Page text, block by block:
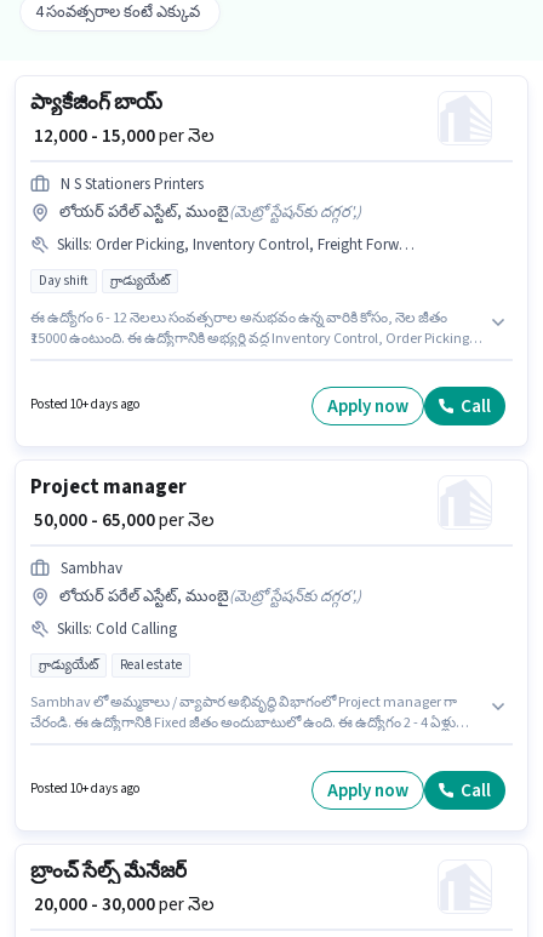
4 సంవత్సరాల కంటే ఎక్కువ
ప్యాకేజింగ్ బాయ్
₹ 12,000 - 15,000per నెల
N S Stationers Printers
లోయర్ పరేల్ ఎస్టేట్, ముంబై(మెట్రో స్టేషన్‌కు దగ్గర',)
Skills: Order Picking, Inventory Control, Freight Forwarding, Order Processing, Stock Taking, Packaging and Sorting
Day shift గ్రాడ్యుయేట్
ఈ ఉద్యోగం 6 - 12 నెలలు సంవత్సరాల అనుభవం ఉన్న వారికి కోసం, నెల జీతం
₹15000 ఉంటుంది. ఈ ఉద్యోగానికి అభ్యర్థి వద్ద Inventory Control, Order Picking,
ఉద్యోగానికి Fixed జీతం ఇవ్వబడుతుంది. ఈ ఉద్యోగం Full Time ప్రాతిపదికపై, DAY
shift మరియు వారానికి 6 days working ఉన్నాయి. N S Stationers Printers గిడ్డంగి
Posted 10+ days ago Apply now Call
Project manager
₹ 50,000 - 65,000per నెల
Sambhav
లోయర్ పరేల్ ఎస్టేట్, ముంబై(మెట్రో స్టేషన్‌కు దగ్గర',)
Skills: Cold Calling
గ్రాడ్యుయేట్ Real estate
Sambhav లో అమ్మకాలు / వ్యాపార అభివృద్ధి విభాగంలో Project manager గా
చేరండి. ఈ ఉద్యోగానికి Fixed జీతం అందుబాటులో ఉంది. ఈ ఉద్యోగం 2 - 4 ఏళ్లు
లోయర్ పరేల్ ఎస్టేట్, ముంబై లో ఉంది. ఈ ఉద్యోగానికి అభ్యర్థి వద్ద Cold Calling
Posted 10+ days ago Apply now Call
బ్రాంచ్ సేల్స్ మేనేజర్
₹ 20,000 - 30,000per నెల